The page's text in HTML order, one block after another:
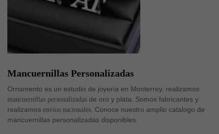
Mancuernillas Personalizadas
Ornamento es un estudio de joyería en Monterrey, realizamos
mancuernillas personalizadas de oro y plata. Somos fabricantes y
realizamos envíos nacionales . Conoce nuestro amplio catalogo de
mancuernillas personalizadas disponibles.